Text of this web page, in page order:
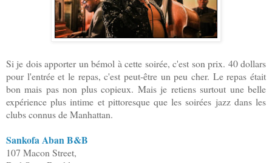
Si je doisapporter un bémol à cette soirée, c'est son prix. 40 dollars
pour l'entrée et le repas, c'est peut-être un peu cher. Le repas était
bon mais pas non pluscopieux. Mais je retiens surtout une belle
expérience plus intime et pittoresque que les soirées jazz dans les
clubs connus de Manhattan.
Sankofa Aban B&B
107 Macon Street,